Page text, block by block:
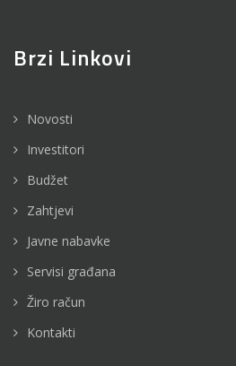
Brzi Linkovi
Novosti
Investitori
Budžet
Zahtjevi
Javne nabavke
Servisi građana
Žiro račun
Kontakti